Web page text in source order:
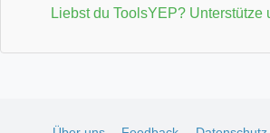
Liebst du ToolsYEP? Unterstütze